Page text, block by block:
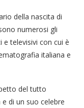
della nascita di
numerosi gli
televisivi con cui è
italiana e
del tutto
di un suo celebre